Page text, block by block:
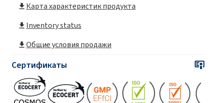
Карта характеристик продукта
Inventory status
Общие условия продажи
Сертификаты
ROKAmina®K30B (Coco-betaine)
ROKAmina®K30K (Cocamidopropyl Betaine)